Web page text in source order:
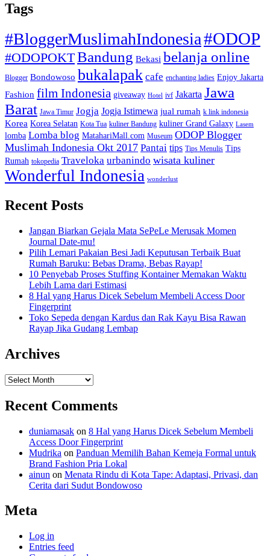
Tags
#BloggerMuslimahIndonesia#ODOP
#ODOPOKTBandung Bekasi belanja online
Blogger Bondowoso bukalapak cafe enchanting ladies Enjoy Jakarta
Fashion film Indonesia giveaway Hotel ivf Jakarta Jawa
Barat Jawa Timur Jogja Jogja Istimewa jual rumah k link indonesia
Korea Korea Selatan Kota Tua kuliner Bandung kuliner Grand Galaxy Lasem
lomba Lomba blog MatahariMall.com Museum ODOP Blogger
Muslimah Indonesia Okt 2017 Pantai tips Tips Menulis Tips
Rumah tokopedia Traveloka urbanindo wisata kuliner
Wonderful Indonesia wonderlust
Recent Posts
Jangan Biarkan Gejala Mata SePeLe Merusak Momen
Journal Date-mu!
Pilih Lemari Pakaian Besi Jadi Keputusan Terbaik Buat
Rumah Baruku: Bebas Drama, Bebas Rayap!
10 Penyebab Proses Stuffing Kontainer Memakan Waktu
Lebih Lama dari Estimasi
8 Hal yang Harus Dicek Sebelum Membeli Access Door
Fingerprint
Toko Sepeda dengan Kardus dan Rak Kayu Bisa Rawan
Rayap Jika Gudang Lembap
Archives
Archives
Recent Comments
duniamasak on 8 Hal yang Harus Dicek Sebelum Membeli
Access Door Fingerprint
Mudrika on Panduan Memilih Bahan Kemeja Formal untuk
Brand Fashion Pria Lokal
ainun on Menata Rindu di Kota Tape: Adaptasi, Privasi, dan
Cerita dari Sudut Bondowoso
Meta
Log in
Entries feed